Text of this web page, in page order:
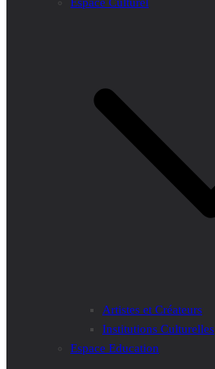
Artistes et Créateurs
Institutions Culturelles
Espace Education